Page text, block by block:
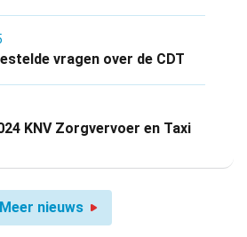
vragen over de CDT
KNV Zorgvervoer en Taxi
Meer nieuws